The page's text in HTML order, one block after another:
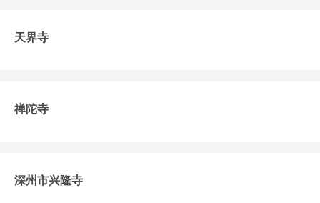
天界寺
禅陀寺
深州市兴隆寺